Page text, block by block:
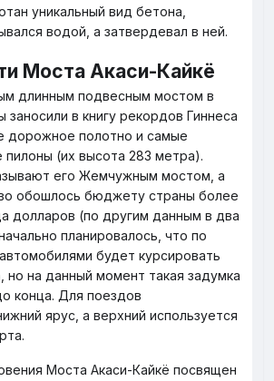
уникальный вид бетона,
водой, а затвердевал в ней.
Моста Акаси-Кайкё
длинным подвесным мостом в
в книгу рекордов Гиннеса
дорожное полотно и самые
(их высота 283 метра).
его Жемчужным мостом, а
обошлось бюджету страны более
долларов (по другим данным в два
планировалось, что по
будет курсировать
но на данный момент такая задумка
конца. Для поездов
ярус, а верхний используется
Моста Акаси-Кайкё посвящен